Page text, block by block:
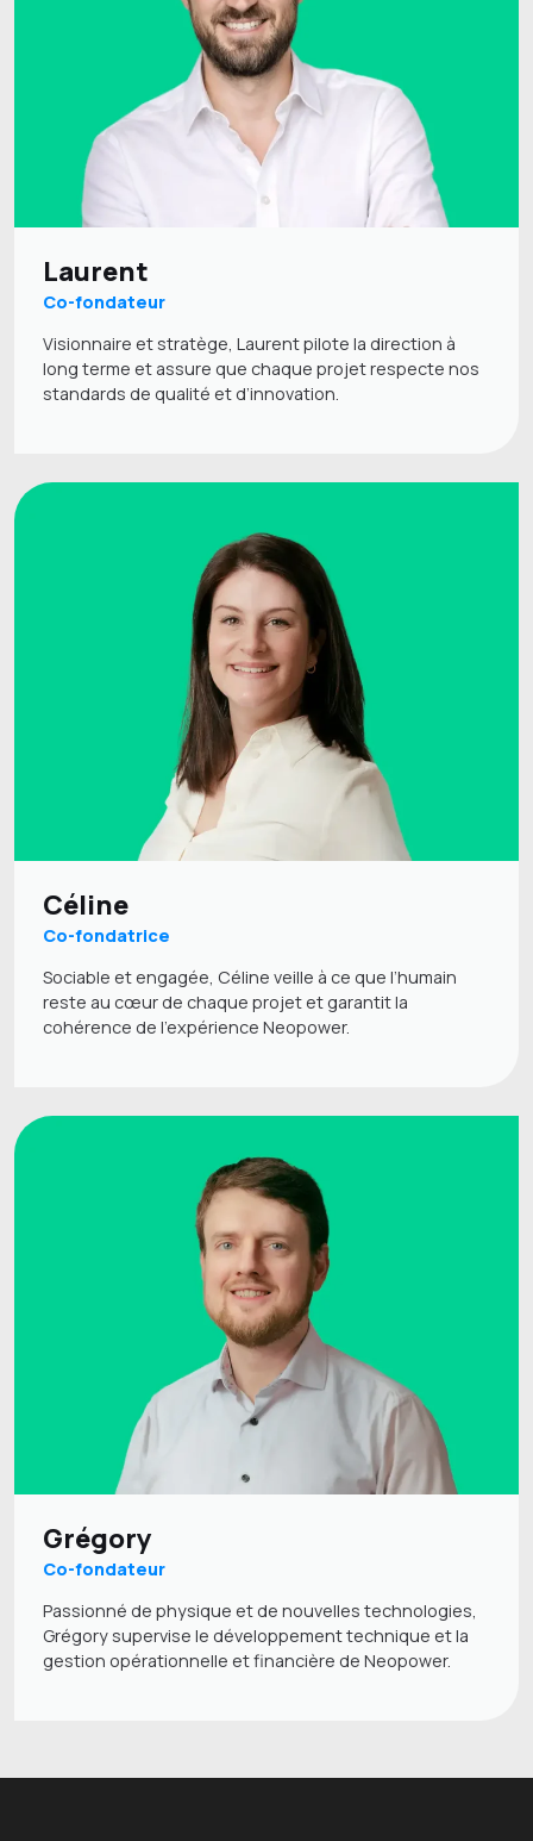
Laurent
Co-fondateur
Visionnaire et stratège, Laurent pilote la direction à
long terme et assure que chaque projet respecte nos
standards de qualité et d’innovation.
Céline
Co-fondatrice
Sociable et engagée, Céline veille à ce que l’humain
reste au cœur de chaque projet et garantit la
cohérence de l’expérience Neopower.
Grégory
Co-fondateur
Passionné de physique et de nouvelles technologies,
Grégory supervise le développement technique et la
gestion opérationnelle et financière de Neopower.